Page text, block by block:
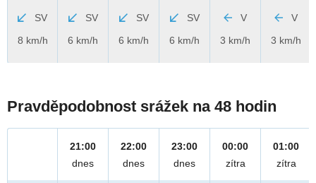
SV
8 km/h
SV
6 km/h
SV
6 km/h
SV
6 km/h
V
3 km/h
V
3 km/h
Pravděpodobnost srážek na 48 hodin
21:00
dnes
22:00
dnes
23:00
dnes
00:00
zítra
01:00
zítra